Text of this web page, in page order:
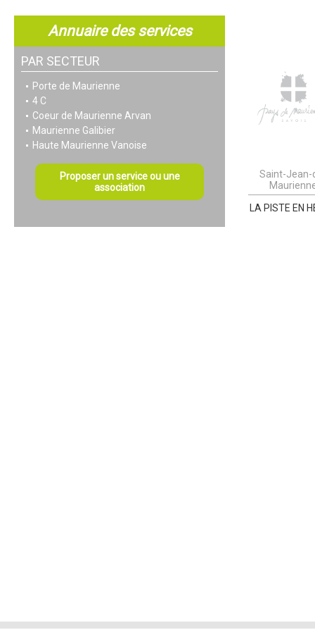
Annuaire des services
PAR SECTEUR
Porte de Maurienne
4 C
Coeur de Maurienne Arvan
Maurienne Galibier
Haute Maurienne Vanoise
Proposer un service ou une
association
Saint-Jean-
LA PISTE EN